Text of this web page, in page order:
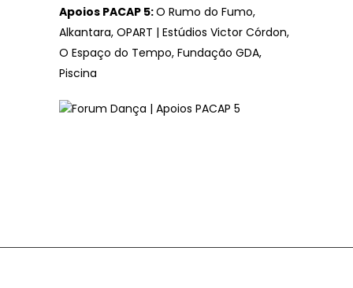
Apoios PACAP 5:O Rumo do Fumo,
Alkantara, OPART | Estúdios Victor Córdon,
O Espaço do Tempo, Fundação GDA,
Piscina